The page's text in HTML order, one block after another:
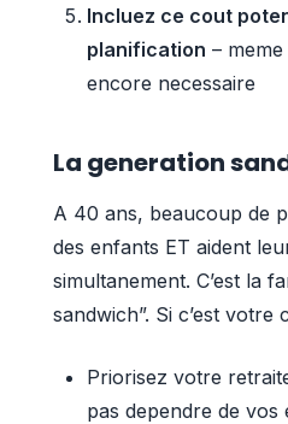
Incluez ce cout
planification – meme
encore necessaire
La generation
A 40 ans, beaucoup de
des enfants ET aident
simultanement. C’est la
sandwich”. Si c’est votre
Priorisez votre
pas dependre de vos